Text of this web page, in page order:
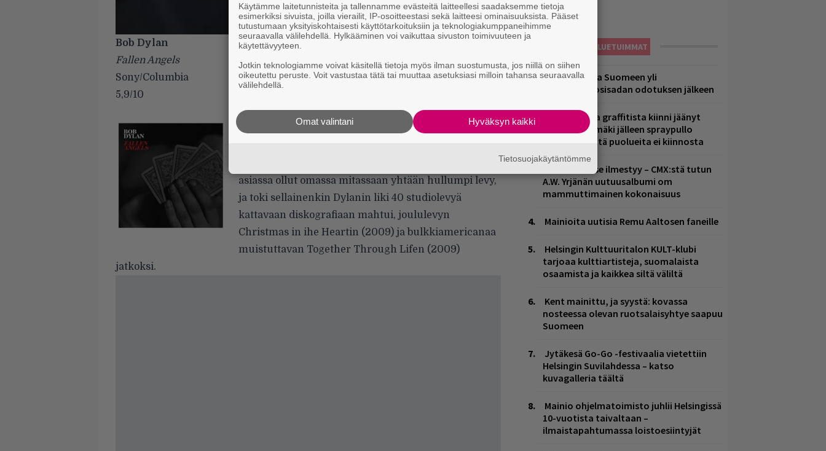
Bob Dylan
Fallen Angels
Sony/Columbia
5,9/10
Kun Bob Dylan viime vuonna julkaisi albumillisen
asiassa ollut omassa mitassaan yhtään hullumpi levy,
ja toki sellainenkin Dylanin liki 40 studiolevyä
kattavaan diskografiaan mahtui, joululevyn
Christmas in ihe Heartin (2009) ja bulkkiamericanaa
muistuttavan Together Through Lifen (2009)
jatkoksi.
LUETUIMMAT
Weezer palaa Suomeen yli
neljännesvuosisadan odotuksen jälkeen
Laittomasta graffitista kiinni jäänyt
Paavo Arhinmäki jälleen spraypullo
kädessä – näitä puolueita ei kiinnosta
Huomenna se ilmestyy – CMX:stä tutun
A.W. Yrjänän uutuusalbumi om
mammuttimainen kokonaisuus
Mainioita uutisia Remu Aaltosen faneille
Helsingin Kulttuuritalon KULT-klubi
tarjoaa kulttiartisteja, suomalaista
osaamista ja kaikkea siltä väliltä
Kent mainittu, ja syystä: kovassa
nosteessa olevan ruotsalaisyhtye saapuu
Suomeen
Jytäkesä Go-Go -festivaalia vietettiin
Helsingin Suvilahdessa – katso
kuvagalleria täältä
Mainio ohjelmatoimisto juhlii Helsingissä
10-vuotista taivaltaan –
ilmaistapahtumassa loistoesiintyjät
Käytämme laitetunnisteita ja tallennamme evästeitä laitteellesi saadaksemme tietoja
esimerkiksi sivuista, joilla vierailit, IP-osoitteestasi sekä laitteesi ominaisuuksista. Pääset
tutustumaan yksityiskohtaisesti käyttötarkoituksiin ja teknologiakumppaneihimme
seuraavalla välilehdellä. Hylkääminen voi vaikuttaa sivuston toimivuuteen ja
käytettävyyteen.
Jotkin teknologiamme voivat käsitellä tietoja myös ilman suostumusta, jos niillä on siihen
oikeutettu peruste. Voit vastustaa tätä tai muuttaa asetuksiasi milloin tahansa seuraavalla
välilehdellä.
Hyväksyn kaikki
Omat valintani
Tietosuojakäytäntömme